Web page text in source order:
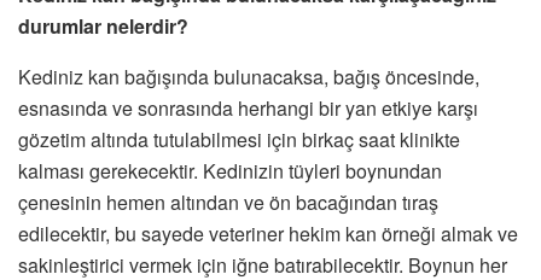
durumlar nelerdir?
Kediniz kan bağışında bulunacaksa, bağış öncesinde,
esnasında ve sonrasında herhangi bir yan etkiye karşı
gözetim altında tutulabilmesi için birkaç saat klinikte
kalması gerekecektir. Kedinizin tüyleri boynundan
çenesinin hemen altından ve ön bacağından tıraş
edilecektir, bu sayede veteriner hekim kan örneği almak ve
sakinleştirici vermek için iğne batırabilecektir. Boynun her